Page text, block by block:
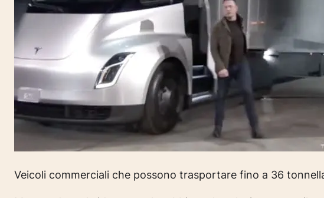
Veicoli commerciali che possono trasportare fino a 36